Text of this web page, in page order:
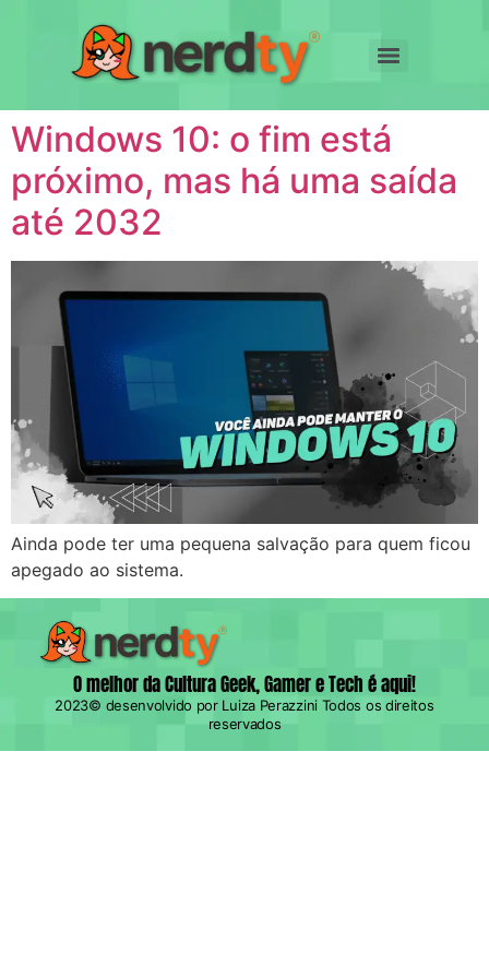
Windows 10: o fim está
próximo, mas há uma saída
até 2032
Ainda pode ter uma pequena salvação para quem ficou
apegado ao sistema.
O melhor da Cultura Geek, Gamer e Tech é aqui!
2023© desenvolvido por Luiza Perazzini Todos os direitos
reservados